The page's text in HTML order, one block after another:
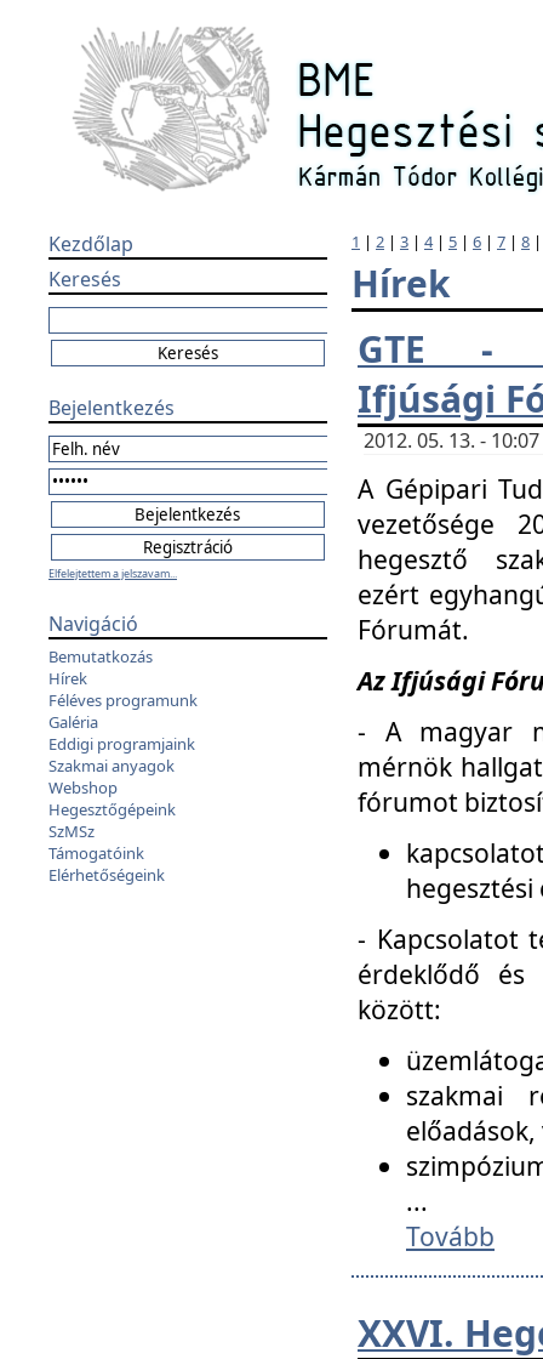
Kezdőlap
Keresés
Bejelentkezés
Elfelejtettem a jelszavam...
Navigáció
Bemutatkozás
Hírek
Féléves programunk
Galéria
Eddigi programjaink
Szakmai anyagok
Webshop
Hegesztőgépeink
SzMSz
Támogatóink
Elérhetőségeink
1 | 2 | 3 | 4| 5 | 6 | 7 | 8
Hírek
GTE -
Ifjúsági
2012. 05. 13. -
A Gépipari
vezetősége
hegesztő
ezért
Fórumát.
Az Ifjúsági
- A magyar
mérnök
fórumot
- Kapcsolatot
érdeklődő és
között:
szakmai
...
Tovább
XXVI.